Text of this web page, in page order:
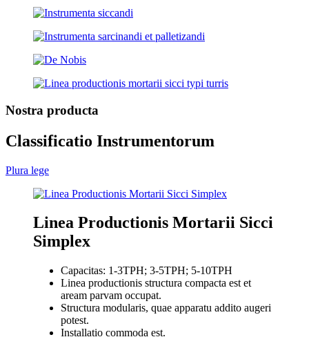
Nostra producta
Classificatio Instrumentorum
Plura lege
Linea Productionis Mortarii Sicci
Simplex
Capacitas: 1-3TPH; 3-5TPH; 5-10TPH
Linea productionis structura compacta est et
aream parvam occupat.
Structura modularis, quae apparatu addito augeri
potest.
Installatio commoda est.